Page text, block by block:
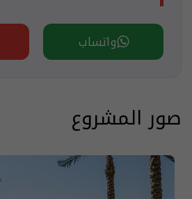
واتساب
صور المشروع